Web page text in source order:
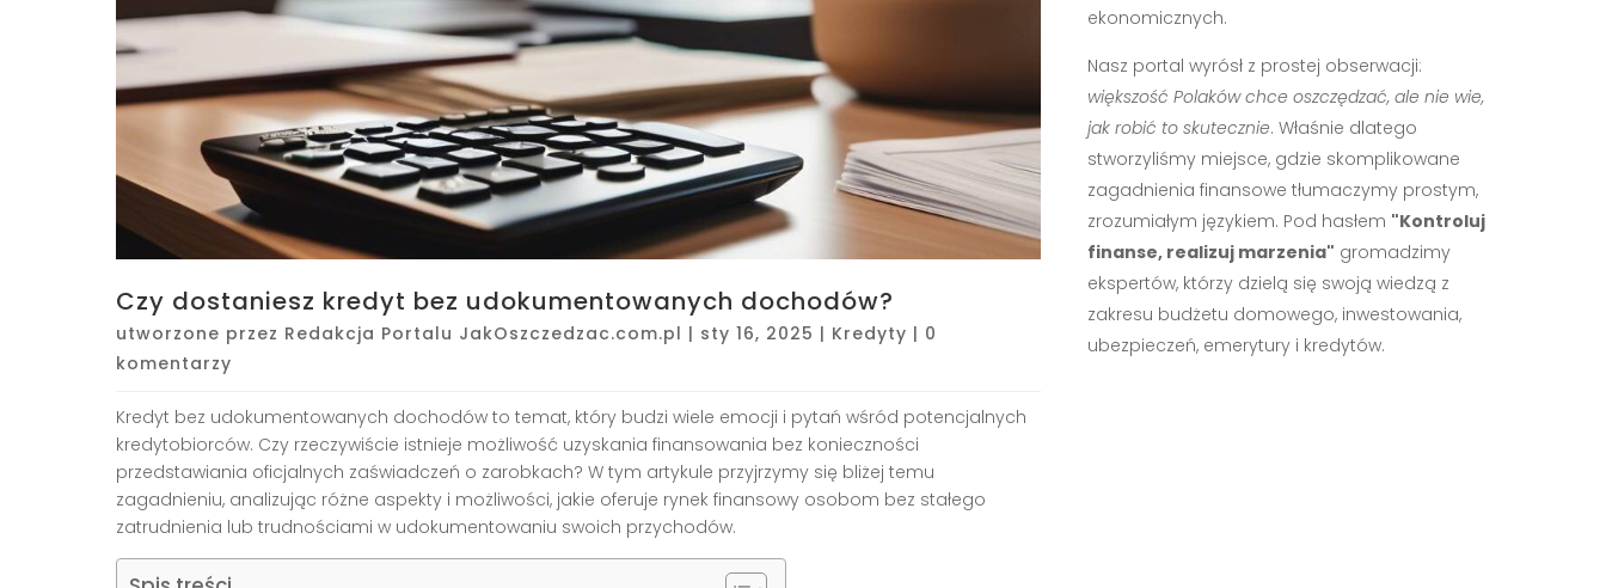
Czy dostaniesz kredyt bez udokumentowanych dochodów?
utworzone przez Redakcja Portalu JakOszczedzac.com.pl | sty 16, 2025 | Kredyty | 0
komentarzy
Kredyt bez udokumentowanych dochodów to temat, który budzi wiele emocji i pytań wśród potencjalnych
kredytobiorców. Czy rzeczywiście istnieje możliwość uzyskania finansowania bez konieczności
przedstawiania oficjalnych zaświadczeń o zarobkach? W tym artykule przyjrzymy się bliżej temu
zagadnieniu, analizując różne aspekty i możliwości, jakie oferuje rynek finansowy osobom bez stałego
zatrudnienia lub trudnościami w udokumentowaniu swoich przychodów.
ekonomicznych.
Nasz portal wyrósł z prostej obserwacji:
większość Polaków chce oszczędzać, ale nie wie,
jak robić to skutecznie. Właśnie dlatego
stworzyliśmy miejsce, gdzie skomplikowane
zagadnienia finansowe tłumaczymy prostym,
zrozumiałym językiem. Pod hasłem "Kontroluj
finanse, realizuj marzenia" gromadzimy
ekspertów, którzy dzielą się swoją wiedzą z
zakresu budżetu domowego, inwestowania,
ubezpieczeń, emerytury i kredytów.